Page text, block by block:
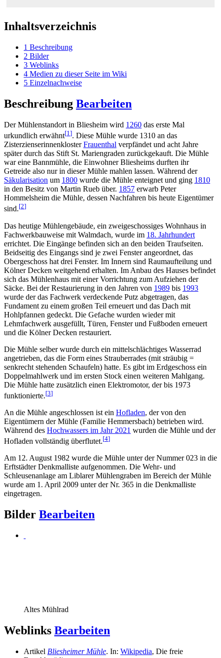
Inhaltsverzeichnis
1 Beschreibung
2 Bilder
3 Weblinks
4 Medien zu dieser Seite im Wiki
5 Einzelnachweise
Beschreibung Bearbeiten
Der Mühlenstandort in Bliesheim wird 1260 das erste Mal
urkundlich erwähnt[1 ]. Diese Mühle wurde 1310 an das
ZisterzienserinnenklosterFrauenthal verpfändet und acht Jahre
später durch das Stift St. Mariengraden zurückgekauft. Die Mühle
war eine Bannmühle, die Einwohner Bliesheims durften ihr
Getreide also nur in dieser Mühle mahlen lassen. Während der
Säkularisation um 1800 wurde die Mühle enteignet und ging 1810
in den Besitz von Martin Rueb über. 1857 erwarb Peter
Hommelsheim die Mühle, dessen Nachfahren bis heute Eigentümer
sind.[2]
Das heutige Mühlengebäude, ein zweigeschossiges Wohnhaus in
Fachwerkbauweise mit Walmdach, wurde im 18. Jahrhundert
errichtet. Die Eingänge befinden sich an den beiden Traufseiten.
Beidseitig des Eingangs sind je zwei Fenster angeordnet, das
Obergeschoss hat drei Fenster. Im Innern sind Raumaufteilung und
Kölner Decken weitgehend erhalten. Im Anbau des Hauses befindet
sich das Mühlenhaus mit einer Vorrichtung zum Aufziehen der
Säcke. Bei der Restaurierung in den Jahren von 1989 bis 1993
wurde der das Fachwerk verdeckende Putz abgetragen, das
Fundament zu einem großen Teil erneuert und das Dach mit
Hohlpfannen gedeckt. Die Gefache wurden wieder mit
Lehmfachwerk ausgefüllt, Türen, Fenster und Fußboden erneuert
und die Kölner Decken restauriert.
Die Mühle selber wurde durch ein mittelschlächtiges Wasserrad
angetrieben, das die Form eines Strauberrades (mit sträubig =
senkrecht stehenden Schaufeln) hatte. Es gibt im Erdgeschoss ein
Doppelmahlwerk und im ersten Stock einen weiteren Mahlgang.
Die Mühle hatte zusätzlich einen Elektromotor, der bis 1973
funktionierte.[3]
An die Mühle angeschlossen ist ein Hofladen, der von den
Eigentümern der Mühle (Familie Hemmersbach) betrieben wird.
Während des Hochwassers im Jahr 2021 wurden die Mühle und der
Hofladen vollständig überflutet.[4]
Am 12. August 1982 wurde die Mühle unter der Nummer 023 in die
Erftstädter Denkmalliste aufgenommen. Die Wehr- und
Schleusenanlage am Liblarer Mühlengraben im Bereich der Mühle
wurde am 1. April 2009 unter der Nr. 365 in die Denkmalliste
eingetragen.
Bilder Bearbeiten
Altes Mühlrad
Weblinks Bearbeiten
Artikel Bliesheimer Mühle. In: Wikipedia, Die freie